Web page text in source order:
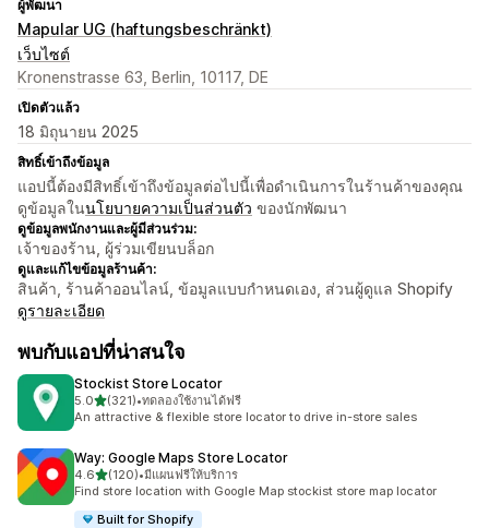
ผู้พัฒนา
Mapular UG (haftungsbeschränkt)
เว็บไซต์
Kronenstrasse 63, Berlin, 10117, DE
เปิดตัวแล้ว
18 มิถุนายน 2025
สิทธิ์เข้าถึงข้อมูล
แอปนี้ต้องมีสิทธิ์เข้าถึงข้อมูลต่อไปนี้เพื่อดำเนินการในร้านค้าของคุณ
ดูข้อมูลในนโยบายความเป็นส่วนตัว ของนักพัฒนา
ดูข้อมูลพนักงานและผู้มีส่วนร่วม:
เจ้าของร้าน, ผู้ร่วมเขียนบล็อก
ดูและแก้ไขข้อมูลร้านค้า:
สินค้า, ร้านค้าออนไลน์, ข้อมูลแบบกำหนดเอง, ส่วนผู้ดูแล Shopify
ดูรายละเอียด
พบกับแอปที่น่าสนใจ
Stockist Store Locator
5.0เต็ม 5 ดาว
(321)
ทั้งหมด 321 รีวิว
•ทดลองใช้งานได้ฟรี
An attractive & flexible store locator to drive in-store sales
Way: Google Maps Store Locator
4.6เต็ม 5 ดาว
(120)
ทั้งหมด 120 รีวิว
•มีแผนฟรีให้บริการ
Find store location with Google Map stockist store map locator
Built for Shopify